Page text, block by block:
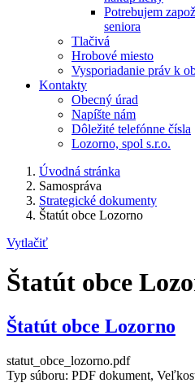
Potrebujem
seniora
Tlačivá
Hrobové miesto
Vysporiadanie práv k
Kontakty
Obecný úrad
Napíšte nám
Dôležité telefónne čísla
Lozorno, spol s.r.o.
Úvodná stránka
Samospráva
Strategické dokumenty
Štatút obce Lozorno
Vytlačiť
Štatút obce
Štatút obce Lozorno
statut_obce_lozorno.pdf
Typ súboru: PDF dokument,